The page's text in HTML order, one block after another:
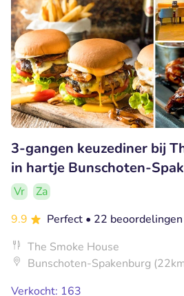
3-gangen keuzediner bij
in hartje Bunschoten-
Vr
Za
9.9
Perfect • 22 beoordelingen
The Smoke House
Bunschoten-Spakenburg
Verkocht: 163